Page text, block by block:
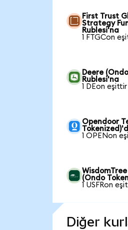
First Trust
Strategy
Rublesi'na
1 FTGCon
Deere
Rublesi'na
1 DEon
Opendoor
1 OPENon
(Ondo
1 USFRon
Diğer